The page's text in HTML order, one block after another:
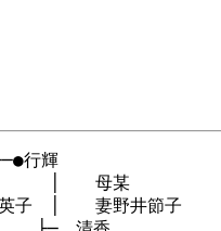
行輝
　　母某
子　│　　妻野井節子